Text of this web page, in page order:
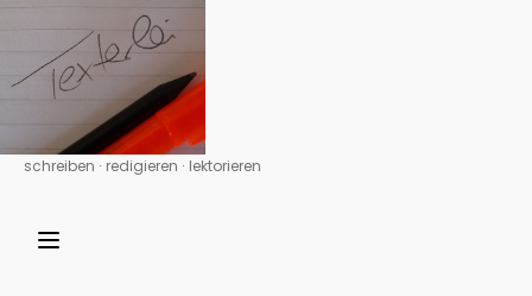
schreiben ∙ redigieren ∙ lektorieren